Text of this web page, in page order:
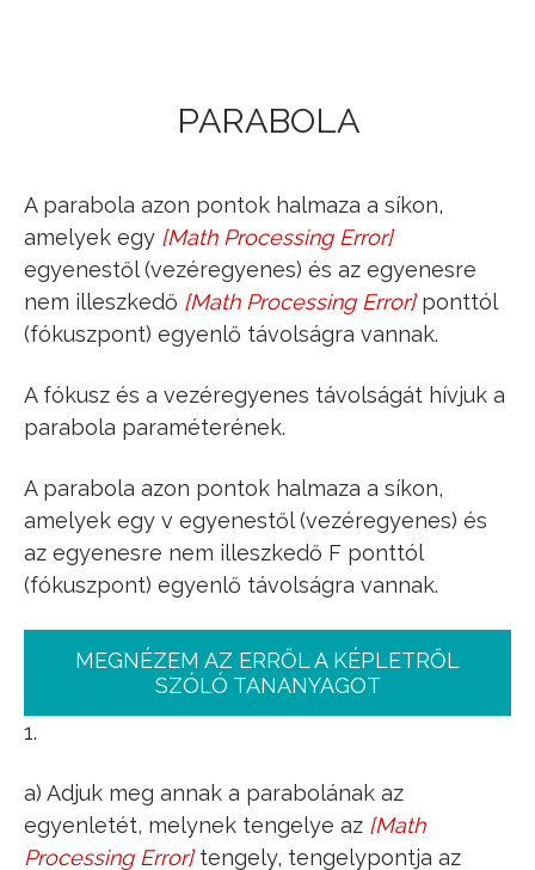
PARABOLA
A parabola azon pontok halmaza a síkon,
amelyek egy [Math Processing Error]
v
egyenestől (vezéregyenes) és az egyenesre
nem illeszkedő [Math Processing Error]
F
ponttól
(fókuszpont) egyenlő távolságra vannak.
A fókusz és a vezéregyenes távolságát hívjuk a
parabola paraméterének.
A parabola azon pontok halmaza a síkon,
amelyek egy v egyenestől (vezéregyenes) és
az egyenesre nem illeszkedő F ponttól
(fókuszpont) egyenlő távolságra vannak.
MEGNÉZEM AZ ERRŐL A KÉPLETRŐL
SZÓLÓ TANANYAGOT
1.
a) Adjuk meg annak a parabolának az
egyenletét, melynek tengelye az [Math
Processing Error]
y
tengely, tengelypontja az